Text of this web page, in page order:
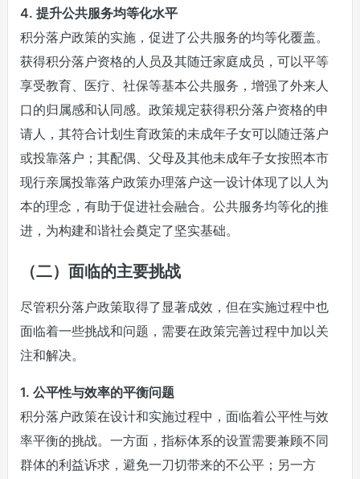
4. 提升公共服务均等化水平
积分落户政策的实施，促进了公共服务的均等化覆盖。
获得积分落户资格的人员及其随迁家庭成员，可以平等
享受教育、医疗、社保等基本公共服务，增强了外来人
口的归属感和认同感。政策规定获得积分落户资格的申
请人，其符合计划生育政策的未成年子女可以随迁落户
或投靠落户；其配偶、父母及其他未成年子女按照本市
现行亲属投靠落户政策办理落户这一设计体现了以人为
本的理念，有助于促进社会融合。公共服务均等化的推
进，为构建和谐社会奠定了坚实基础。
（二）面临的主要挑战
尽管积分落户政策取得了显著成效，但在实施过程中也
面临着一些挑战和问题，需要在政策完善过程中加以关
注和解决。
1. 公平性与效率的平衡问题
积分落户政策在设计和实施过程中，面临着公平性与效
率平衡的挑战。一方面，指标体系的设置需要兼顾不同
群体的利益诉求，避免一刀切带来的不公平；另一方